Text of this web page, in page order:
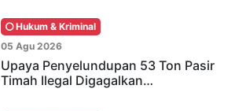
Hukum & Kriminal
05 Agu 2026
Upaya Penyelundupan 53 Ton Pasir
Timah Ilegal Digagalkan…